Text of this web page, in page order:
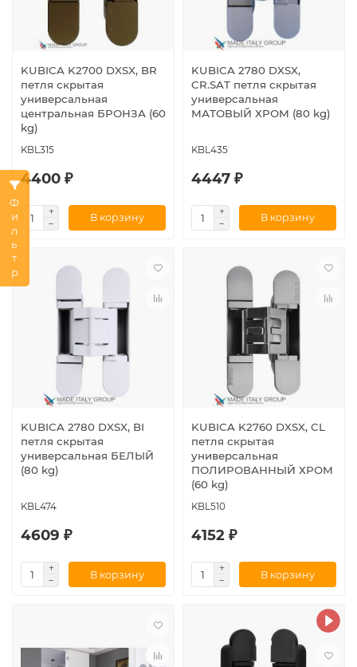
Фильтр
KUBICA K2700 DXSX, BR
петля скрытая
универсальная
центральная БРОНЗА (60
kg)
KBL315
4400 ₽
В корзину
KUBICA 2780 DXSX,
CR.SAT петля скрытая
универсальная
МАТОВЫЙ ХРОМ (80 kg)
KBL435
4447 ₽
В корзину
KUBICA 2780 DXSX, BI
петля скрытая
универсальная БЕЛЫЙ
(80 kg)
KBL474
4609 ₽
В корзину
KUBICA K2760 DXSX, CL
петля скрытая
универсальная
ПОЛИРОВАННЫЙ ХРОМ
(60 kg)
KBL510
4152 ₽
В корзину